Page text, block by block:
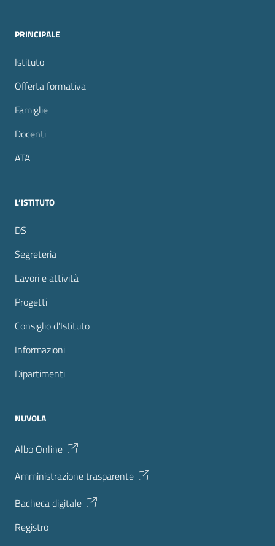
PRINCIPALE
Istituto
Offerta formativa
Famiglie
Docenti
ATA
L’ISTITUTO
DS
Segreteria
Lavori e attività
Progetti
Consiglio d’Istituto
Informazioni
Dipartimenti
NUVOLA
Albo Online
Amministrazione trasparente
Bacheca digitale
Registro